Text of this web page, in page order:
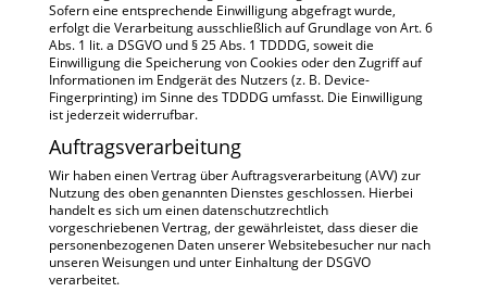
Sofern eine entsprechende Einwilligung abgefragt wurde,
erfolgt die Verarbeitung ausschließlich auf Grundlage von Art. 6
Abs. 1 lit. a DSGVO und § 25 Abs. 1 TDDDG, soweit die
Einwilligung die Speicherung von Cookies oder den Zugriff auf
Informationen im Endgerät des Nutzers (z. B. Device-
Fingerprinting) im Sinne des TDDDG umfasst. Die Einwilligung
ist jederzeit widerrufbar.
Auftragsverarbeitung
Wir haben einen Vertrag über Auftragsverarbeitung (AVV) zur
Nutzung des oben genannten Dienstes geschlossen. Hierbei
handelt es sich um einen datenschutzrechtlich
vorgeschriebenen Vertrag, der gewährleistet, dass dieser die
personenbezogenen Daten unserer Websitebesucher nur nach
unseren Weisungen und unter Einhaltung der DSGVO
verarbeitet.